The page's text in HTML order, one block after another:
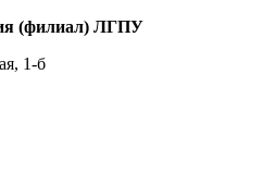
(филиал) ЛГПУ
1-б